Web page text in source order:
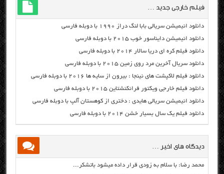
فیلم خارجی جدید …
دانلود انیمیشن سریالی بابا لنگ دراز ۱۹۹۰ با دوبله فارسی
دانلود انیمیشن دایناسور خوب ۲۰۱۵ با دوبله فارسی
دانلود فیلم کره ای دریا سالار ۲۰۱۴ با دوبله فارسی
دانلود سریال آخرین مرد روی زمین ۲۰۱۵ با دوبله فارسی
دانلود فیلم لاکپشت های نینجا : بیرون از سایه ها ۲۰۱۶ با دوبله فارسی
دانلود فیلم خارجی ویکتور فرانکنشتاین ۲۰۱۵ با دوبله فارسی
دانلود انیمیشن سریالی هایدی : دختری از کوهستان آلپ با دوبله فارسی
دانلود فیلم یک سال بسیار خشن ۲۰۱۴ با دوبله فارسی
دیدگاه های اخیر …
محمد رضا: با سلام به زودی قرار داده میشود باتشکر...